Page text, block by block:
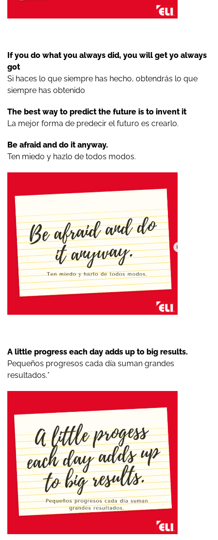
If you do what you always did, you will get yo always
got
Si haces lo que siempre has hecho, obtendrás lo que
siempre has obtenido
The best way to predict the future is to invent it
La mejor forma de predecir el futuro es crearlo.
Be afraid and do it anyway.
Ten miedo y hazlo de todos modos.
A little progress each day adds up to big results.
Pequeños progresos cada día suman grandes
resultados.*